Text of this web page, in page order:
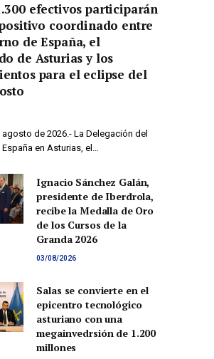
efectivos participarán
coordinado entre
de España, el
de Asturias y los
para el eclipse del
de 2026.- La Delegación del
en Asturias, el…
Ignacio Sánchez Galán,
presidente de Iberdrola,
recibe la Medalla de Oro
de los Cursos de la
Granda 2026
03/08/2026
Salas se convierte en el
epicentro tecnológico
asturiano con una
megainvedrsión de 1.200
millones